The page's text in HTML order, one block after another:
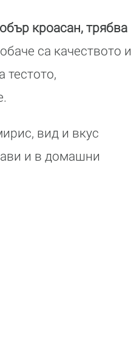
кроасан, трябва
са качеството и
тестото,
вид и вкус
и в домашни